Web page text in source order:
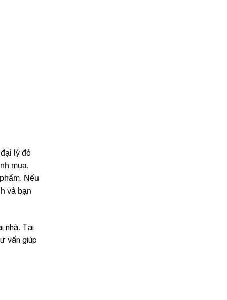
lý đó
mua.
Nếu
và bạn
nhà. Tại
vấn giúp